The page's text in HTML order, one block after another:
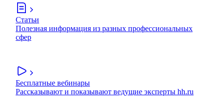
Статьи
Полезная информация из разных профессиональных
сфер
Бесплатные вебинары
Рассказывают и показывают ведущие эксперты hh.ru